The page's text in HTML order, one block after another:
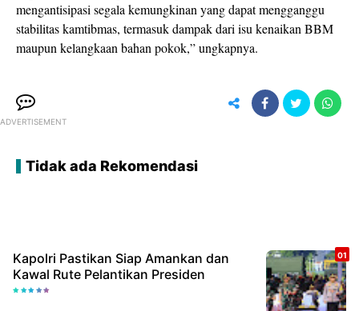
mengantisipasi segala kemungkinan yang dapat mengganggu
stabilitas kamtibmas, termasuk dampak dari isu kenaikan BBM
maupun kelangkaan bahan pokok,” ungkapnya.
ADVERTISEMENT
Tidak ada Rekomendasi
Kapolri Pastikan Siap Amankan dan
Kawal Rute Pelantikan Presiden